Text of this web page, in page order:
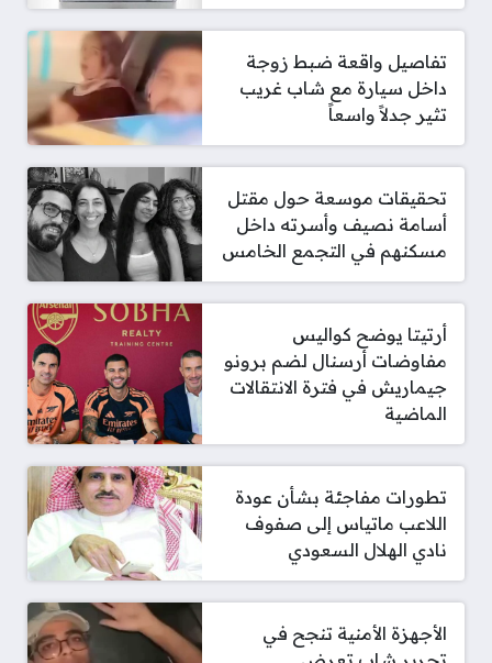
تفاصيل واقعة ضبط زوجة
داخل سيارة مع شاب غريب
تثير جدلاً واسعاً
تحقيقات موسعة حول مقتل
أسامة نصيف وأسرته داخل
مسكنهم في التجمع الخامس
أرتيتا يوضح كواليس
مفاوضات أرسنال لضم برونو
جيماريش في فترة الانتقالات
الماضية
تطورات مفاجئة بشأن عودة
اللاعب ماتياس إلى صفوف
نادي الهلال السعودي
الأجهزة الأمنية تنجح في